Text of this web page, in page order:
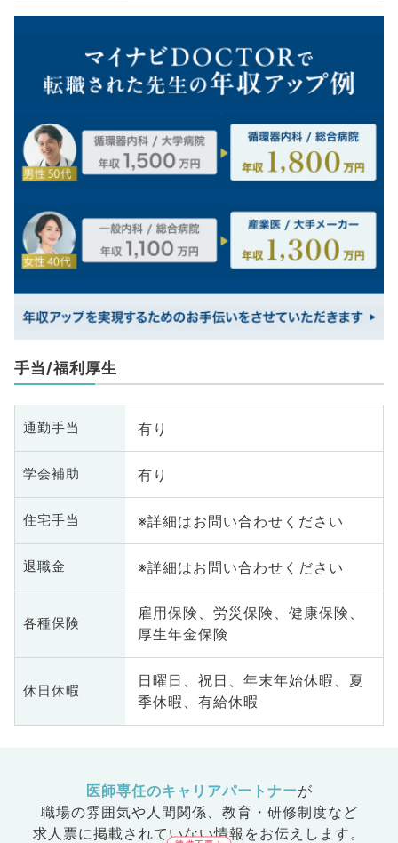
手当/福利厚生
通勤手当 有り
学会補助 有り
住宅手当 ※詳細はお問い合わせください
退職金 ※詳細はお問い合わせください
各種保険
雇用保険、労災保険、健康保険、
厚生年金保険
休日休暇
日曜日、祝日、年末年始休暇、夏
季休暇、有給休暇
医師専任のキャリアパートナーが
職場の雰囲気や人間関係、 教育・研修制度など
求人票に掲載されていない情報をお伝えします。